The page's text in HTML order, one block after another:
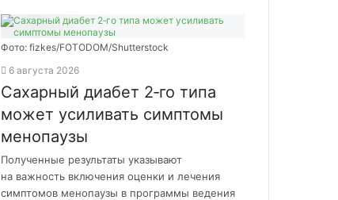
Фото: fizkes/FOTODOM/Shutterstock
6 августа 2026
Сахарный диабет 2‑го типа
может усиливать симптомы
менопаузы
Полученные результаты указывают
на важность включения оценки и лечения
симптомов менопаузы в программы ведения